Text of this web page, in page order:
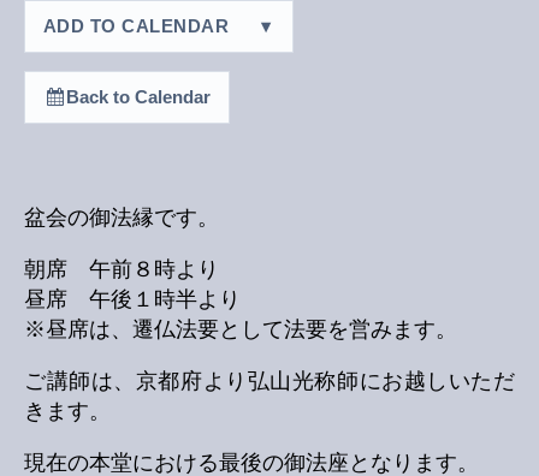
ADD TO CALENDAR ▾
Back to Calendar
盆会の御法縁です。
朝席 午前８時より
昼席 午後１時半より
※昼席は、遷仏法要として法要を営みます。
ご講師は、京都府より弘山光称師にお越しいただ
きます。
現在の本堂における最後の御法座となります。